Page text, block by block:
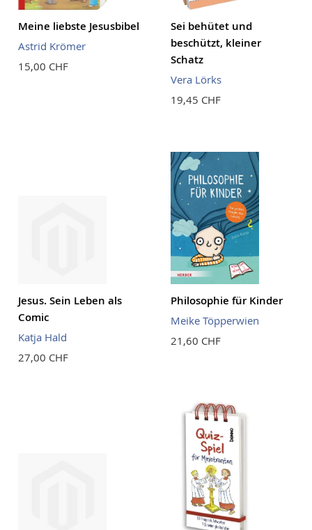
Meine liebste Jesusbibel
Astrid Krömer
15,00 CHF
Sei behütet und
beschützt, kleiner
Schatz
Vera Lörks
19,45 CHF
Jesus. Sein Leben als
Comic
Katja Hald
27,00 CHF
Philosophie für Kinder
Meike Töpperwien
21,60 CHF